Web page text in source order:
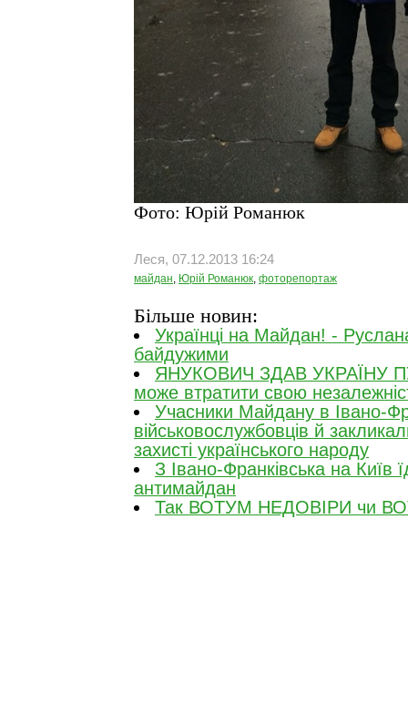
Фото: Юрій Романюк
Леся, 07.12.2013 16:24
майдан, Юрій Романюк, фоторепортаж
Більше новин:
Українці на Майдан! -
байдужими
ЯНУКОВИЧ ЗДАВ УКРАЇНУ
може втратити свою
Учасники Майдану в Івано-
військовослужбовців й
захисті українського народу
З Івано-Франківська на Київ
антимайдан
Так ВОТУМ НЕДОВІРИ чи